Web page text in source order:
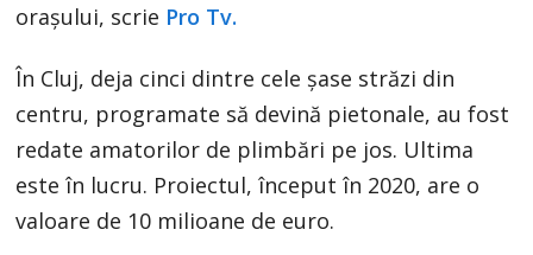
orașului, scrie Pro Tv.
În Cluj, deja cinci dintre cele șase străzi din
centru, programate să devină pietonale, au fost
redate amatorilor de plimbări pe jos. Ultima
este în lucru. Proiectul, început în 2020, are o
valoare de 10 milioane de euro.